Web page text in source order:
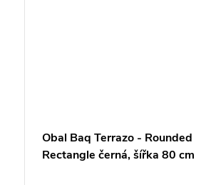
Obal Baq Terrazo - Rounded
Rectangle černá, šířka 80 cm